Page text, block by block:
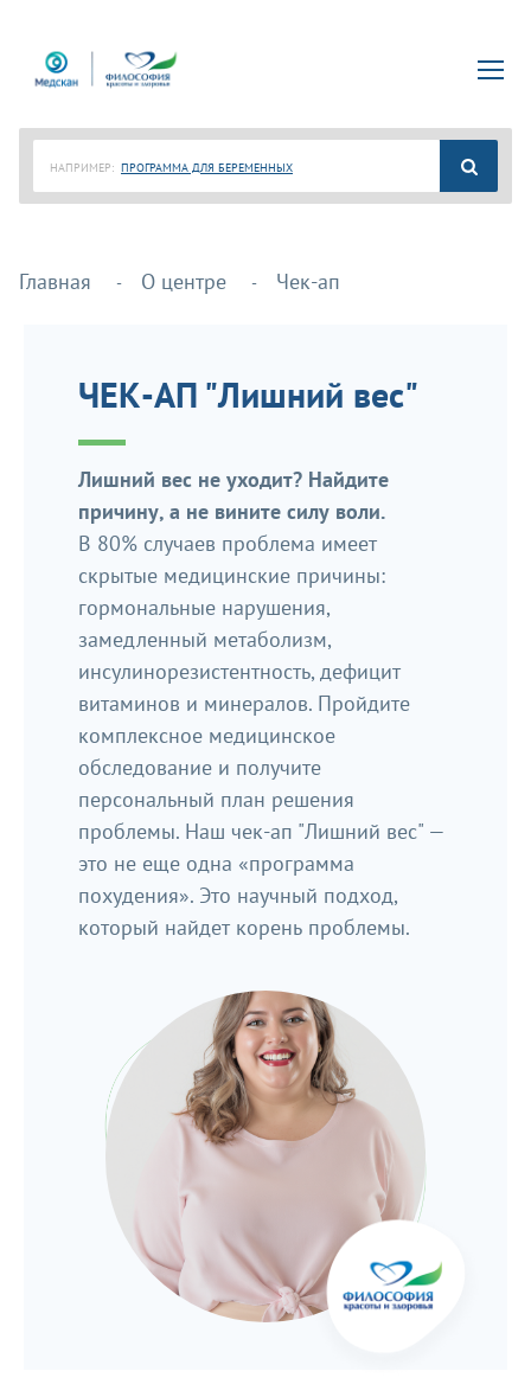
НАПРИМЕР: ПРОГРАММА ДЛЯ БЕРЕМЕННЫХ
Главная О центре Чек-ап
ЧЕК-АП "Лишний вес"
Лишний вес не уходит? Найдите
причину, а не вините силу воли.
В 80% случаев проблема имеет
скрытые медицинские причины:
гормональные нарушения,
замедленный метаболизм,
инсулинорезистентность, дефицит
витаминов и минералов. Пройдите
комплексное медицинское
обследование и получите
персональный план решения
проблемы. Наш чек-ап "Лишний вес" —
это не еще одна «программа
похудения». Это научный подход,
который найдет корень проблемы.